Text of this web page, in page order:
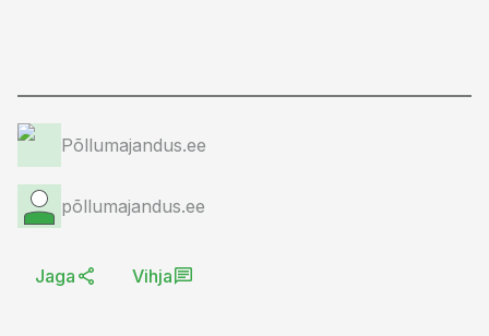
Põllumajandus.ee
põllumajandus.ee
Jaga Vihja